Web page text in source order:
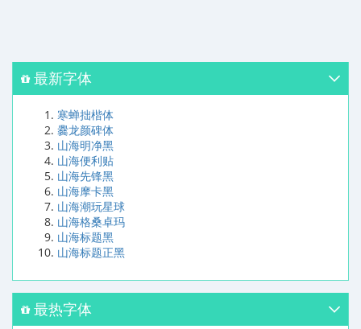
最新字体
寒蝉拙楷体
爨龙颜碑体
山海明净黑
山海便利贴
山海先锋黑
山海摩卡黑
山海潮玩星球
山海格桑卓玛
山海标题黑
山海标题正黑
最热字体